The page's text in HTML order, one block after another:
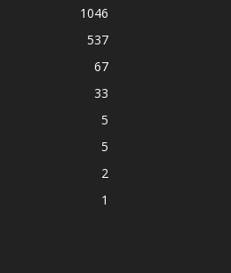
1046
537
67
33
5
5
2
1